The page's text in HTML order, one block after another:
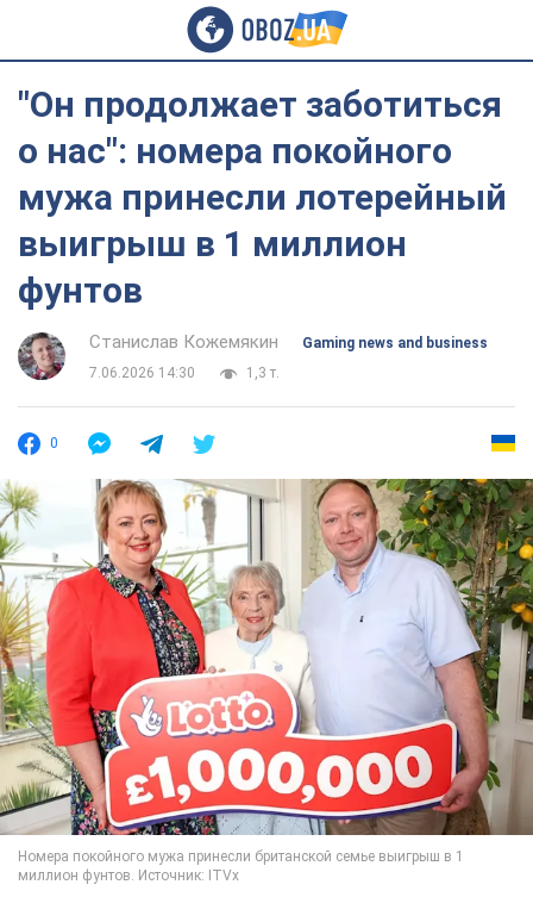
"Он продолжает заботиться
о нас": номера покойного
мужа принесли лотерейный
выигрыш в 1 миллион
фунтов
Станислав Кожемякин
Gaming news and business
7.06.2026 14:30
1,3 т.
0